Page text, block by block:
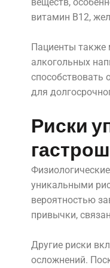
витамин B12,
Пациенты также
алкогольных
способствовать
для
Риски
уникальными
вероятностью
привычки,
Другие риски
осложнений.